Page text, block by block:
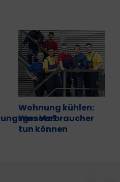
Wohnung kühlen:
Was Verbraucher
tun können